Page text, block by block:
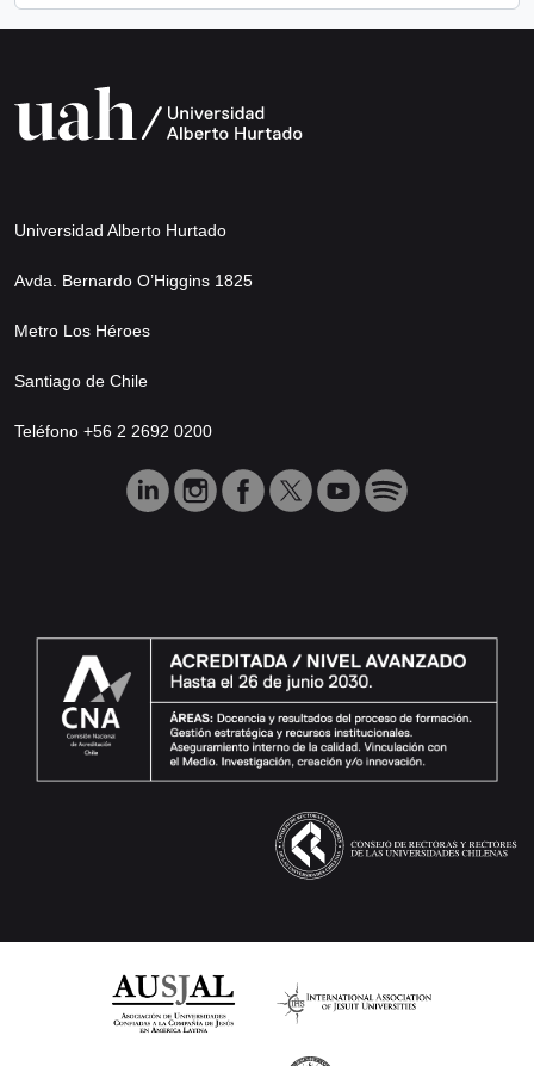
Universidad Alberto Hurtado
Avda. Bernardo O’Higgins 1825
Metro Los Héroes
Santiago de Chile
Teléfono +56 2 2692 0200